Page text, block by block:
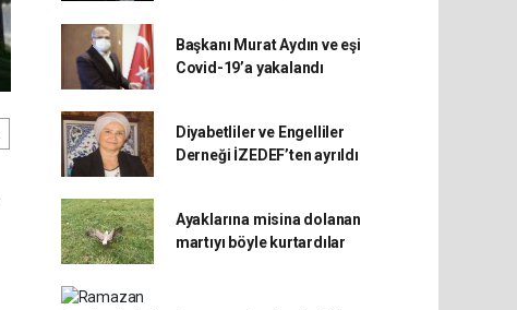
Başkanı Murat Aydın ve eşi
Covid-19’a yakalandı
Diyabetliler ve Engelliler
Derneği İZEDEF’ten ayrıldı
Ayaklarına misina dolanan
martıyı böyle kurtardılar